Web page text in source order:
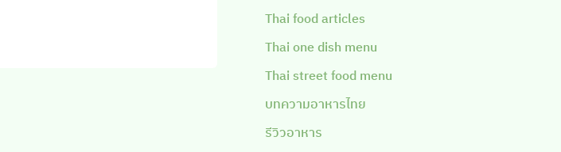
Thai food articles
Thai one dish menu
Thai street food menu
บทความอาหารไทย
รีวิวอาหาร